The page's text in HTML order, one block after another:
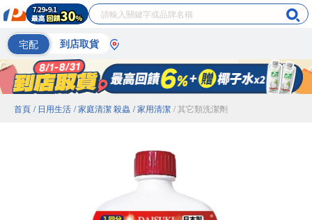
宅配 到店取貨
首頁 / 日用生活 / 家庭清潔 殺蟲 / 家用清潔 / 其它類洗潔劑